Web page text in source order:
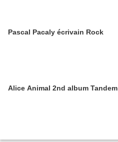
Pascal Pacaly écrivain Rock
Alice Animal 2nd album Tandem